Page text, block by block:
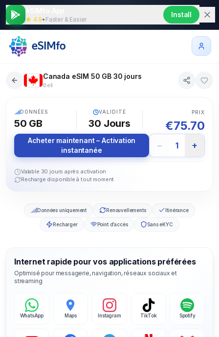
★ 4.9• Faster & Easier
Install
Canada eSIM 50 GB 30 jours
Bell
DONNÉES
50 GB
VALIDITÉ
30 Jours
PRIX
€75.70
Acheter maintenant – Activation
instantanée
− 1 +
Valable 30 jours après activation
Recharge disponible à tout moment
Données uniquement Renouvellements Itinérance
Recharger Point d’accès Sans eKYC
Internet rapide pour vos applications préférées
Optimisé pour messagerie, navigation, réseaux sociaux et
streaming
WhatsApp Maps Instagram TikTok Spotify